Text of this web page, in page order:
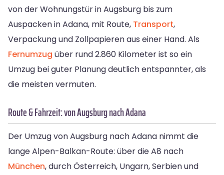
von der Wohnungstür in Augsburg bis zum
Auspacken in Adana, mit Route, Transport,
Verpackung und Zollpapieren aus einer Hand. Als
Fernumzug über rund 2.860 Kilometer ist so ein
Umzug bei guter Planung deutlich entspannter, als
die meisten vermuten.
Route & Fahrzeit: von Augsburg nach Adana
Der Umzug von Augsburg nach Adana nimmt die
lange Alpen-Balkan-Route: über die A8 nach
München, durch Österreich, Ungarn, Serbien und